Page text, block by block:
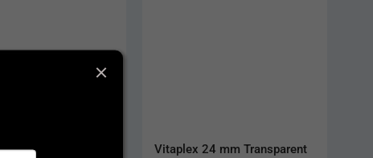
mm Transparent Dentiflex 22 mm S Light